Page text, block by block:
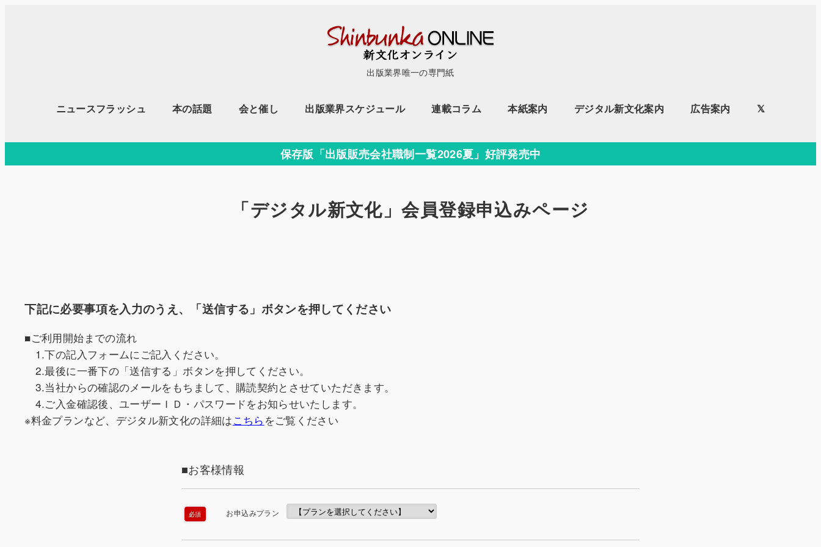
移
出版業界唯一の専門紙
ニュースフラッシュ 本の話題 会と催し 出版業界スケジュール 連載コラム 本紙案内 デジタル新文化案内 広告案内 𝕏
保存版「出版販売会社職制一覧2026夏」好評発売中
「デジタル新文化」会員登録申込みページ
下記に必要事項を入力のうえ、「送信する」ボタンを押してください
■ご利用開始までの流れ
1.下の記入フォームにご記入ください。
2.最後に一番下の「送信する」ボタンを押してください。
3.当社からの確認のメールをもちまして、購読契約とさせていただきます。
4.ご入金確認後、ユーザーＩＤ・パスワードをお知らせいたします。
※料金プランなど、デジタル新文化の詳細はこちら をご覧ください
■お客様情報
必須 お申込みプラン